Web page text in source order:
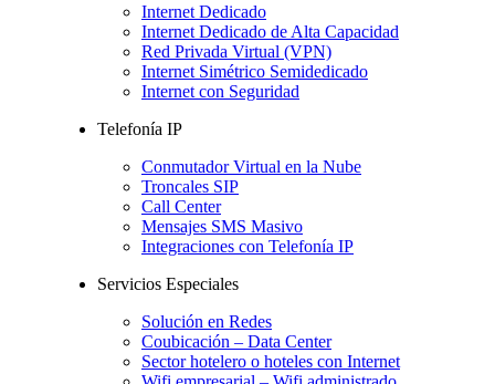
Internet Dedicado
Internet Dedicado de Alta Capacidad
Red Privada Virtual (VPN)
Internet Simétrico Semidedicado
Internet con Seguridad
Telefonía IP
Conmutador Virtual en la Nube
Troncales SIP
Call Center
Mensajes SMS Masivo
Integraciones con Telefonía IP
Servicios Especiales
Solución en Redes
Coubicación – Data Center
Sector hotelero o hoteles con Internet